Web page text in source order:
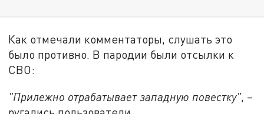
Как отмечали комментаторы, слушать это
было противно. В пародии были отсылки к
СВО:
"Прилежно отрабатывает западную повестку", –